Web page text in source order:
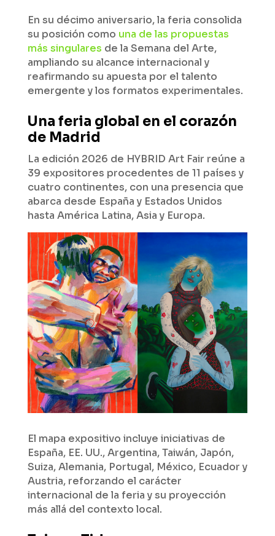
En su décimo aniversario, la feria consolida
su posición como una de las propuestas
más singulares de la Semana del Arte,
ampliando su alcance internacional y
reafirmando su apuesta por el talento
emergente y los formatos experimentales.
Una feria global en el corazón
de Madrid
La edición 2026 de HYBRID Art Fair reúne a
39 expositores procedentes de 11 países y
cuatro continentes, con una presencia que
abarca desde España y Estados Unidos
hasta América Latina, Asia y Europa.
El mapa expositivo incluye iniciativas de
España, EE. UU., Argentina, Taiwán, Japón,
Suiza, Alemania, Portugal, México, Ecuador y
Austria, reforzando el carácter
internacional de la feria y su proyección
más allá del contexto local.